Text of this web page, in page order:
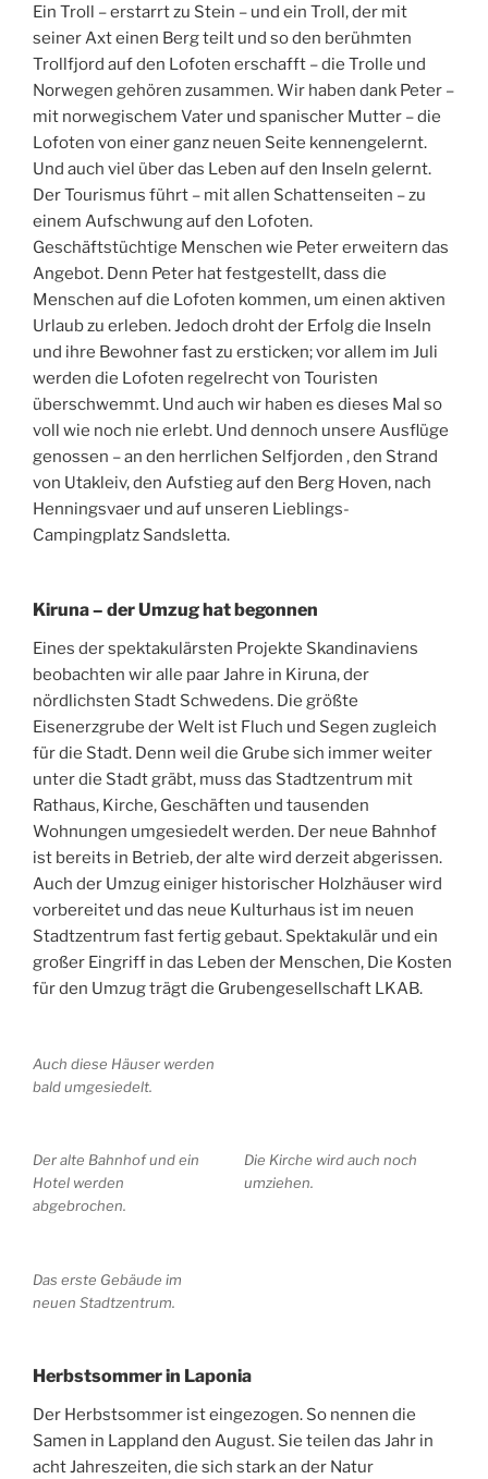
Ein Troll – erstarrt zu Stein – und ein Troll, der mit
seiner Axt einen Berg teilt und so den berühmten
Trollfjord auf den Lofoten erschafft – die Trolle und
Norwegen gehören zusammen. Wir haben dank Peter –
mit norwegischem Vater und spanischer Mutter – die
Lofoten von einer ganz neuen Seite kennengelernt.
Und auch viel über das Leben auf den Inseln gelernt.
Der Tourismus führt – mit allen Schattenseiten – zu
einem Aufschwung auf den Lofoten.
Geschäftstüchtige Menschen wie Peter erweitern das
Angebot. Denn Peter hat festgestellt, dass die
Menschen auf die Lofoten kommen, um einen aktiven
Urlaub zu erleben. Jedoch droht der Erfolg die Inseln
und ihre Bewohner fast zu ersticken; vor allem im Juli
werden die Lofoten regelrecht von Touristen
überschwemmt. Und auch wir haben es dieses Mal so
voll wie noch nie erlebt. Und dennoch unsere Ausflüge
genossen – an den herrlichen Selfjorden , den Strand
von Utakleiv, den Aufstieg auf den Berg Hoven, nach
Henningsvaer und auf unseren Lieblings-
Campingplatz Sandsletta.
Kiruna – der Umzug hat begonnen
Eines der spektakulärsten Projekte Skandinaviens
beobachten wir alle paar Jahre in Kiruna, der
nördlichsten Stadt Schwedens. Die größte
Eisenerzgrube der Welt ist Fluch und Segen zugleich
für die Stadt. Denn weil die Grube sich immer weiter
unter die Stadt gräbt, muss das Stadtzentrum mit
Rathaus, Kirche, Geschäften und tausenden
Wohnungen umgesiedelt werden. Der neue Bahnhof
ist bereits in Betrieb, der alte wird derzeit abgerissen.
Auch der Umzug einiger historischer Holzhäuser wird
vorbereitet und das neue Kulturhaus ist im neuen
Stadtzentrum fast fertig gebaut. Spektakulär und ein
großer Eingriff in das Leben der Menschen, Die Kosten
für den Umzug trägt die Grubengesellschaft LKAB.
Auch diese Häuser werden
bald umgesiedelt.
Der alte Bahnhof und ein
Hotel werden
abgebrochen.
Die Kirche wird auch noch
umziehen.
Das erste Gebäude im
neuen Stadtzentrum.
Herbstsommer in Laponia
Der Herbstsommer ist eingezogen. So nennen die
Samen in Lappland den August. Sie teilen das Jahr in
acht Jahreszeiten, die sich stark an der Natur